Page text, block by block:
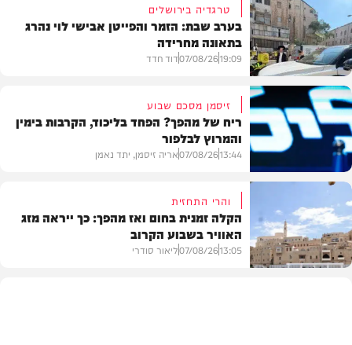
בארץ
טרגדיה בירושלים
בערב שבת: הזמר והפייטן אבישי לוי נהרג
בתאונה מחרידה
19:09
07/08/26דוד חדד
פוליטי
זיסמן מסכם שבוע
ריח של מהפך? הפחד בליכוד, הקרבות בימין
והמרוץ לבלפור
13:44
07/08/26אריה זיסמן, יתד נאמן
והרי התחזית
הקלה זמנית בחום ואז מהפך: כך ייראה מזג
האוויר בשבוע הקרוב
13:05
07/08/26ליאור סודרי